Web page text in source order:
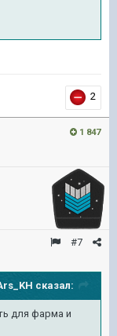
2
1 847
#7
сказал:
для фарма и